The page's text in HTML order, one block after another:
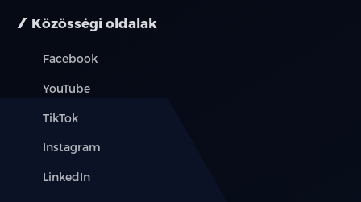
Közösségi oldalak
Facebook
YouTube
TikTok
Instagram
LinkedIn